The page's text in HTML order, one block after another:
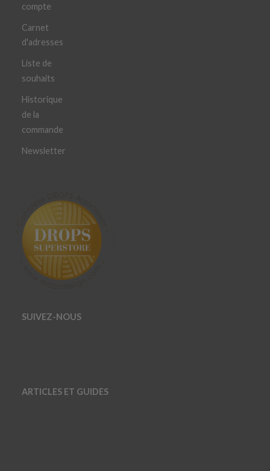
compte
Carnet
d'adresses
Liste de
souhaits
Historique
de la
commande
Newsletter
SUIVEZ-NOUS
ARTICLES ET GUIDES